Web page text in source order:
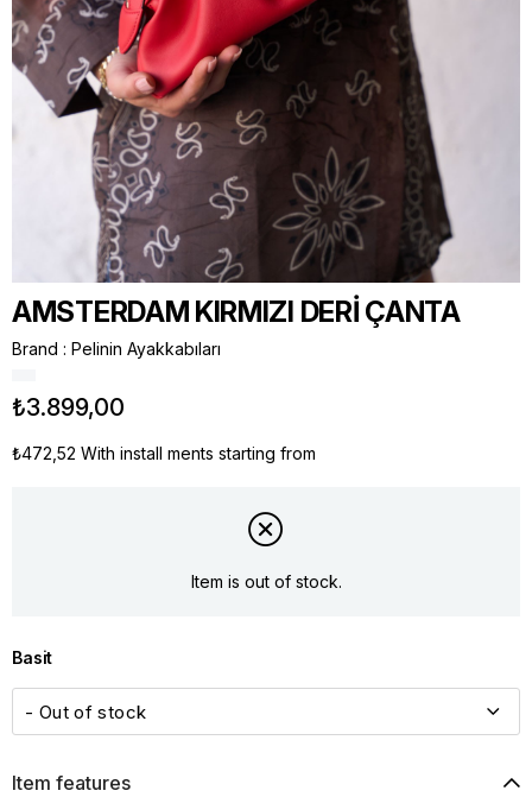
AMSTERDAM KIRMIZI DERİ ÇANTA
Brand : Pelinin Ayakkabıları
₺3.899,00
₺472,52 With install ments starting from
Item is out of stock.
Basit
Item features